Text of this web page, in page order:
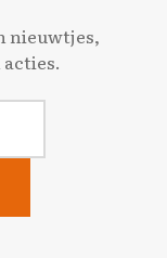
nieuwtjes,